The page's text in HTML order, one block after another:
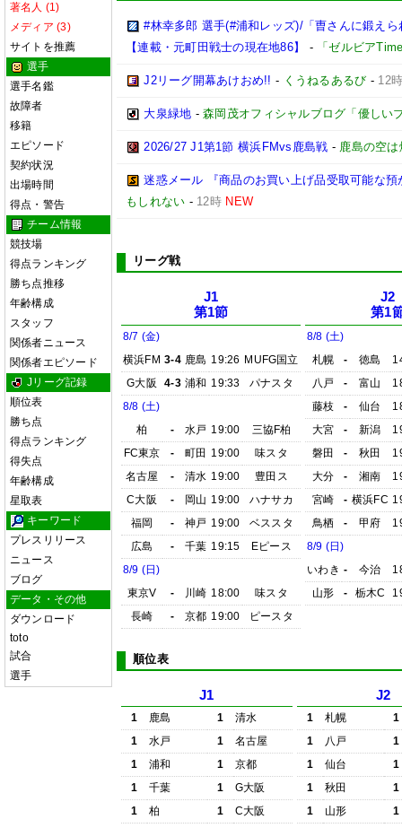
著名人 (1)
メディア (3)
サイトを推薦
選手
選手名鑑
故障者
移籍
エピソード
契約状況
出場時間
得点・警告
チーム情報
競技場
得点ランキング
勝ち点推移
年齢構成
スタッフ
関係者ニュース
関係者エピソード
Jリーグ記録
順位表
勝ち点
得点ランキング
得失点
年齢構成
星取表
キーワード
プレスリリース
ニュース
ブログ
データ・その他
ダウンロード
toto
試合
選手
#林幸多郎 選手(#浦和レッズ)/「曺さんに鍛え
【連載・元町田戦士の現在地86】
- 「ゼルビア
J2リーグ開幕あけおめ!! - くうねるあるび - 12
大泉緑地 -森岡茂オフィシャルブログ「優しい
2026/27 J1第1節 横浜FMvs鹿島戦 - 鹿島の空
迷惑メール 『商品のお買い上げ品受取可能な
もしれない - 12時 NEW
リーグ戦
J1
第1節
8/7 (金)
横浜FM 3-4 鹿島 19:26 MUFG国立
G大阪
4-3 浦和 19:33
パナスタ
8/8 (土)
柏
- 水戸 19:00
三協F柏
FC東京
- 町田 19:00
味スタ
名古屋
- 清水 19:00
豊田ス
C大阪
- 岡山 19:00
ハナサカ
福岡
- 神戸 19:00
ベススタ
広島
- 千葉 19:15
Eピース
8/9 (日)
東京V
- 川崎 18:00
味スタ
長崎
- 京都 19:00 ピースタ
J2
第1
8/8 (土)
札幌
- 徳島
八戸
- 富山
藤枝
- 仙台
大宮
- 新潟
磐田
- 秋田
大分
- 湘南
宮崎
- 横浜FC
鳥栖
- 甲府
8/9 (日)
いわき - 今治
山形
- 栃木C
順位表
J1
1 鹿島 1
清水
1
水戸 1
名古屋
1
浦和 1
京都
1
千葉 1
G大阪
1
柏 1
C大阪
J2
1 札幌
1
1
八戸
1
1
仙台
1
1
秋田
1
1
山形
1